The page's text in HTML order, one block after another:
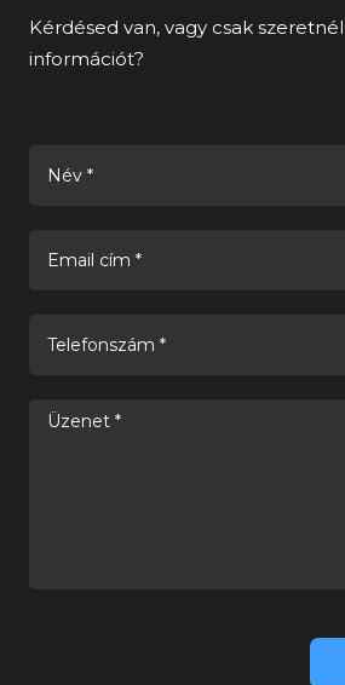
Kérdésed van, vagy csak
információt?